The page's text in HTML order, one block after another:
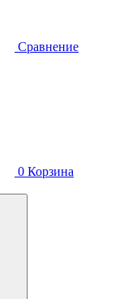
Сравнение
0 Корзина